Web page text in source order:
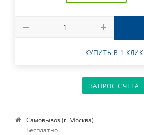
КУПИТЬ В 1 КЛИК
ЗАПРОС СЧЁТА
Самовывоз (г. Москва)
Бесплатно